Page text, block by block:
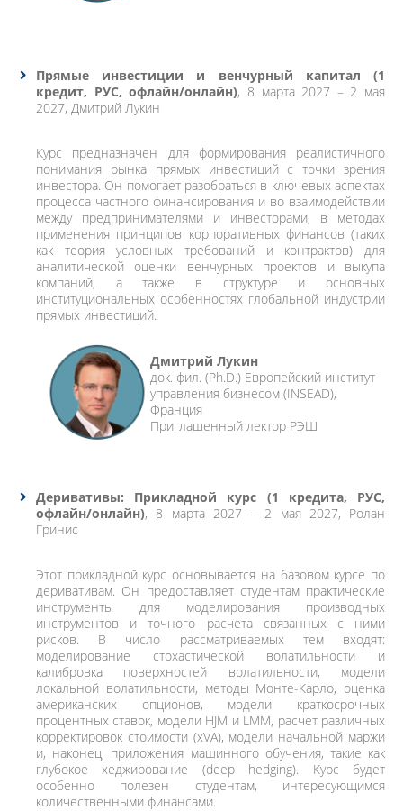
Прямые инвестиции и венчурный капитал (1
кредит, РУС, офлайн/онлайн), 8 марта 2027 – 2 мая
2027, Дмитрий Лукин
Курс предназначен для формирования реалистичного
понимания рынка прямых инвестиций с точки зрения
инвестора. Он помогает разобраться в ключевых аспектах
процесса частного финансирования и во взаимодействии
между предпринимателями и инвесторами, в методах
применения принципов корпоративных финансов (таких
как теория условных требований и контрактов) для
аналитической оценки венчурных проектов и выкупа
компаний, а также в структуре и основных
институциональных особенностях глобальной индустрии
прямых инвестиций.
Дмитрий Лукин
док. фил. (Ph.D.) Европейский институт
управления бизнесом (INSEAD),
Франция
Приглашенный лектор РЭШ
Деривативы: Прикладной курс (1 кредита, РУС,
офлайн/онлайн), 8 марта 2027 – 2 мая 2027, Ролан
Гринис
Этот прикладной курс основывается на базовом курсе по
деривативам. Он предоставляет студентам практические
инструменты для моделирования производных
инструментов и точного расчета связанных с ними
рисков. В число рассматриваемых тем входят:
моделирование стохастической волатильности и
калибровка поверхностей волатильности, модели
локальной волатильности, методы Монте-Карло, оценка
американских опционов, модели краткосрочных
процентных ставок, модели HJM и LMM, расчет различных
корректировок стоимости (xVA), модели начальной маржи
и, наконец, приложения машинного обучения, такие как
глубокое хеджирование (deep hedging). Курс будет
особенно полезен студентам, интересующимся
количественными финансами.